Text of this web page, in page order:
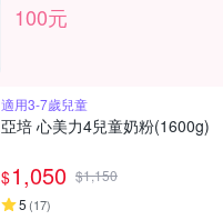
100元
適用3-7歲兒童
亞培 心美力4兒童奶粉(1600g)
$1,050 $1,150
5 (17)